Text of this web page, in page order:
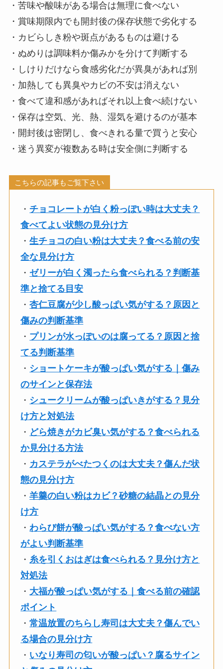
・苦味や酸味がある場合は無理に食べない
・賞味期限内でも開封後の保存状態で劣化する
・カビらしき粉や斑点があるものは避ける
・ぬめりは調味料か傷みかを分けて判断する
・しけりだけなら食感劣化だが異臭があれば別
・加熱しても異臭やカビの不安は消えない
・食べて違和感があればそれ以上食べ続けない
・保存は空気、光、熱、湿気を避けるのが基本
・開封後は密閉し、食べきれる量で買うと安心
・迷う異変が複数ある時は安全側に判断する
こちらの記事もご覧下さい
・ チョコレートが白く粉っぽい時は大丈夫？
食べてよい状態の見分け方
・生チョコの白い粉は大丈夫？食べる前の安
全な見分け方
・ ゼリーが白く濁ったら食べられる？判断基
準と捨てる目安
・杏仁豆腐が少し酸っぱい気がする？原因と
傷みの判断基準
・ プリンが水っぽいのは腐ってる？原因と捨
てる判断基準
・ ショートケーキが酸っぱい気がする｜傷み
のサインと保存法
・ シュークリームが酸っぱいきがする？見分
け方と対処法
・ どら焼きがカビ臭い気がする？食べられる
か見分ける方法
・ カステラがべたつくのは大丈夫？傷んだ状
態の見分け方
・羊羹の白い粉はカビ？砂糖の結晶との見分
け方
・わらび餅が酸っぱい気がする？食べない方
がよい判断基準
・ 糸を引くおはぎは食べられる？見分け方と
対処法
・ 大福が酸っぱい気がする｜食べる前の確認
ポイント
・常温放置のちらし寿司は大丈夫？傷んでい
る場合の見分け方
・ いなり寿司の匂いが酸っぱい？腐るサイン